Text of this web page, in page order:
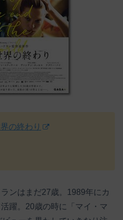
の終わり
ンはまだ27歳。1989年にカ
躍。20歳の時に「マイ・マ